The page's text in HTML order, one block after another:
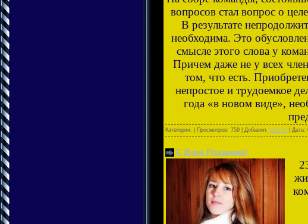
вопросов стал вопрос о
В результате
необходима. Это
смысле этого слова у
Причем даже не у всех
том, что есть.
непростое и трудоемкое
года «в новом виде»,
Категория: | Просмотров: 759 | Добавил: Voronin | Дата:
С Днем Рождения!